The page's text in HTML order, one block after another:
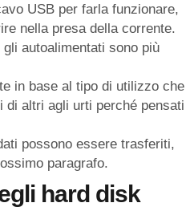
USB per farla funzionare,
nella presa della corrente.
autoalimentati sono più
in base al tipo di utilizzo che
di altri agli urti perché pensati
possono essere trasferiti,
paragrafo.
hard disk